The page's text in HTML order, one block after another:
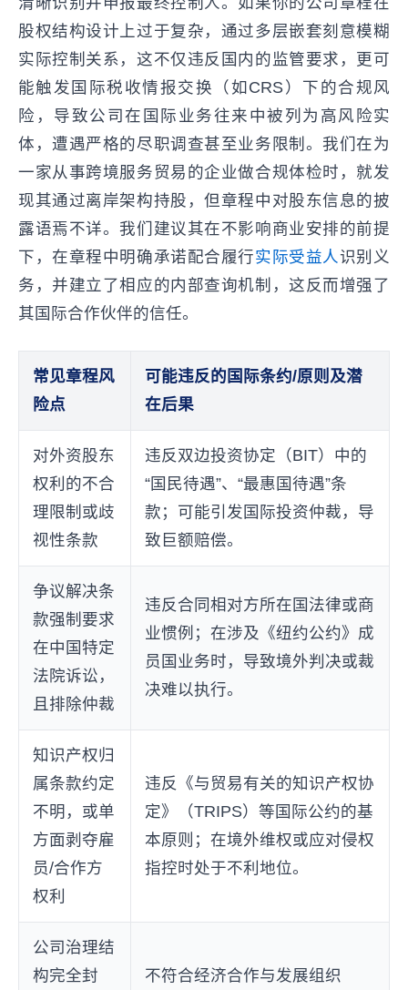
股权结构设计上过于复杂，通过多层嵌套刻意模糊
实际控制关系，这不仅违反国内的监管要求，更可
能触发国际税收情报交换（如CRS）下的合规风
险，导致公司在国际业务往来中被列为高风险实
体，遭遇严格的尽职调查甚至业务限制。我们在为
一家从事跨境服务贸易的企业做合规体检时，就发
现其通过离岸架构持股，但章程中对股东信息的披
露语焉不详。我们建议其在不影响商业安排的前提
下，在章程中明确承诺配合履行实际受益人识别义
务，并建立了相应的内部查询机制，这反而增强了
其国际合作伙伴的信任。
常见章程风
险点
可能违反的国际条约/原则及潜
在后果
对外资股东
权利的不合
理限制或歧
视性条款
违反双边投资协定（BIT）中的
“国民待遇”、“最惠国待遇”条
款；可能引发国际投资仲裁，导
致巨额赔偿。
争议解决条
款强制要求
在中国特定
法院诉讼，
且排除仲裁
违反合同相对方所在国法律或商
业惯例；在涉及《纽约公约》成
员国业务时，导致境外判决或裁
决难以执行。
知识产权归
属条款约定
不明，或单
方面剥夺雇
员/合作方
权利
违反《与贸易有关的知识产权协
定》（TRIPS）等国际公约的基
本原则；在境外维权或应对侵权
指控时处于不利地位。
公司治理结
构完全封
不符合经济合作与发展组织